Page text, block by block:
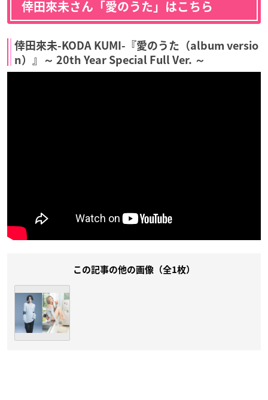
倖田來未さん「愛のうた」はこちら
倖田來未-KODA KUMI-『愛のうた（album versio
n）』～ 20th Year Special Full Ver. ～
この記事の他の画像（全1枚）